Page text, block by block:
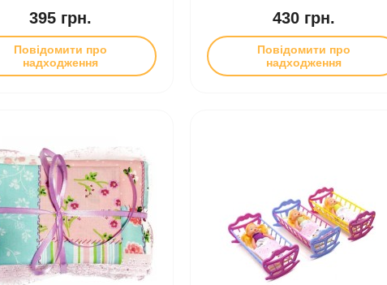
395 грн.
Повідомити про
надходження
430 грн.
Повідомити про
надходження